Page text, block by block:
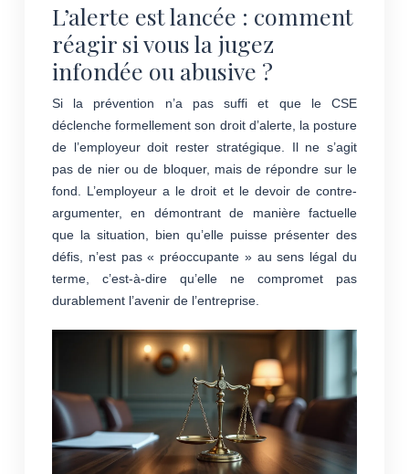
L’alerte est lancée : comment
réagir si vous la jugez
infondée ou abusive ?
Si la prévention n’a pas suffi et que le CSE
déclenche formellement son droit d’alerte, la posture
de l’employeur doit rester stratégique. Il ne s’agit
pas de nier ou de bloquer, mais de répondre sur le
fond. L’employeur a le droit et le devoir de contre-
argumenter, en démontrant de manière factuelle
que la situation, bien qu’elle puisse présenter des
défis, n’est pas « préoccupante » au sens légal du
terme, c’est-à-dire qu’elle ne compromet pas
durablement l’avenir de l’entreprise.